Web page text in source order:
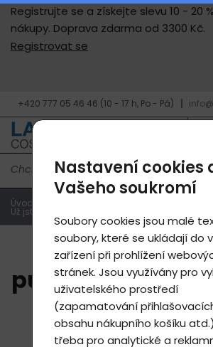
Registrujte se a získejte slevu 10 - 20
nákupy. Doprava zdarma od 3300 Kč.
Registrovat se
+420 777 05 46 46 (10 - 17 h, Po - Pá)
Úvodní strana
Už jste někdy pocítili pulzující, bodavou bolest
Už jste někdy
pulzující,
zubů?
Nastavení cookies
Vašeho soukromí
Soubory cookies jsou malé
soubory, které se ukládají do
zařízení při prohlížení
stránek. Jsou využívány pro
uživatelského prostředí
(zapamatování
obsahu nákupního košíku
třeba pro analytické a